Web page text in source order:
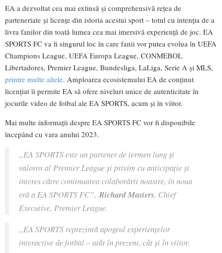
EA a dezvoltat cea mai extinsă și comprehensivă rețea de
parteneriate și licențe din istoria acestui sport – totul cu intenția de a
livra fanilor din toată lumea cea mai imersivă experiență de joc. EA
SPORTS FC va fi singurul loc în care fanii vor putea evolua în UEFA
Champions League, UEFA Europa League, CONMEBOL
Libertadores, Premier League, Bundesliga, LaLiga, Serie A și MLS,
printre multe altele. Amploarea ecosistemului EA de conținut
licențiat îi permite EA să ofere niveluri unice de autenticitate în
jocurile video de fotbal ale EA SPORTS, acum și în viitor.
Mai multe informații despre EA SPORTS FC vor fi disponibile
începând cu vara anului 2023.
„EA SPORTS este un partener de termen lung și
valoros al Premier League și privim cu anticipație și
interes către continuarea colaborării noastre, în noua
eră a EA SPORTS FC”, Richard Masters, Chief
Executive, Premier League.
„EA SPORTS reprezintă apogeul experiențelor
interactive de fotbal – atât în prezent, cât și în viitor.